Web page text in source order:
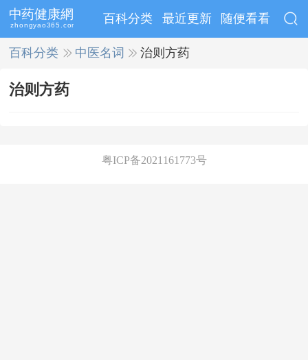
百科分类 最近更新 随便看看
百科分类 >>中医名词 >>治则方药
治则方药
粤ICP备2021161773号